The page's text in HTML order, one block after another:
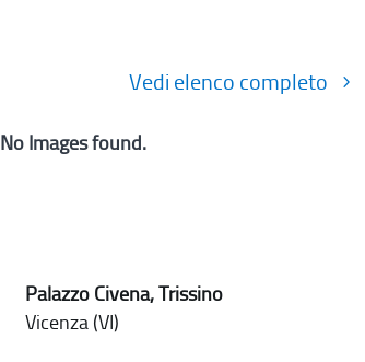
Vedi elenco completo
No Images found.
Palazzo Civena, Trissino
Vicenza (VI)